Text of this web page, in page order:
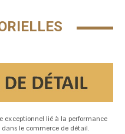
exceptionnel lié à la performance
dans le commerce de détail.